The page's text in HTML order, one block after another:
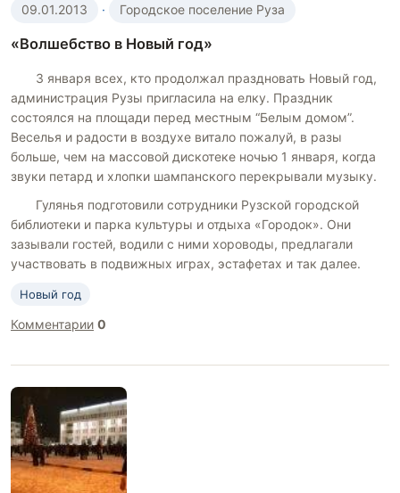
09.01.2013 · Городское поселение Руза
«Волшебство в Новый год»
3 января всех, кто продолжал праздновать Новый год,
администрация Рузы пригласила на елку. Праздник
состоялся на площади перед местным “Белым домом”.
Веселья и радости в воздухе витало пожалуй, в разы
больше, чем на массовой дискотеке ночью 1 января, когда
звуки петард и хлопки шампанского перекрывали музыку.
Гулянья подготовили сотрудники Рузской городской
библиотеки и парка культуры и отдыха «Городок». Они
зазывали гостей, водили с ними хороводы, предлагали
участвовать в подвижных играх, эстафетах и так далее.
Новый год
Комментарии 0